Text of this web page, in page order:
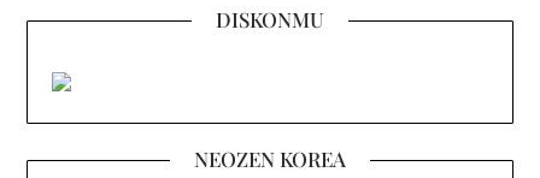
DISKONMU
NEOZEN KOREA